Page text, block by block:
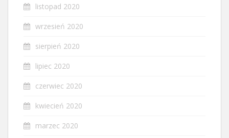
listopad 2020
wrzesień 2020
sierpień 2020
lipiec 2020
czerwiec 2020
kwiecień 2020
marzec 2020